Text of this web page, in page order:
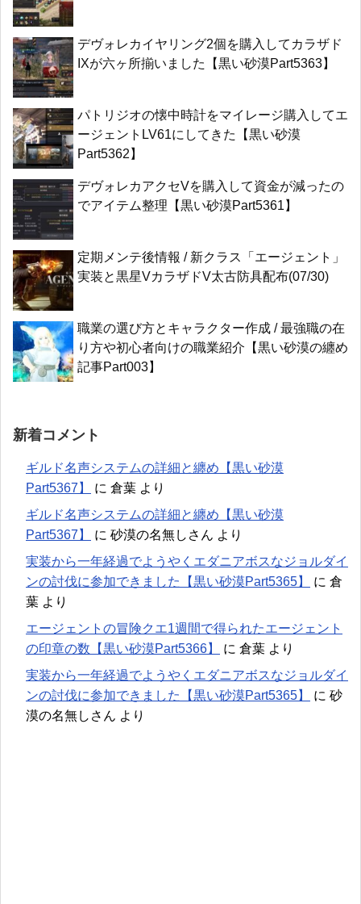
デヴォレカイヤリング2個を購入してカラザド
IXが六ヶ所揃いました【黒い砂漠Part5363】
パトリジオの懐中時計をマイレージ購入してエ
ージェントLV61にしてきた【黒い砂漠
Part5362】
デヴォレカアクセVを購入して資金が減ったの
でアイテム整理【黒い砂漠Part5361】
定期メンテ後情報 / 新クラス「エージェント」
実装と黒星VカラザドV太古防具配布(07/30)
職業の選び方とキャラクター作成 / 最強職の在
り方や初心者向けの職業紹介【黒い砂漠の纏め
記事Part003】
新着コメント
ギルド名声システムの詳細と纏め【黒い砂漠
Part5367】
に 倉葉 より
ギルド名声システムの詳細と纏め【黒い砂漠
Part5367】
に 砂漠の名無しさん より
実装から一年経過でようやくエダニアボスなジョルダイ
ンの討伐に参加できました【黒い砂漠Part5365】
に 倉
葉 より
エージェントの冒険クエ1週間で得られたエージェント
の印章の数【黒い砂漠Part5366】
に 倉葉 より
実装から一年経過でようやくエダニアボスなジョルダイ
ンの討伐に参加できました【黒い砂漠Part5365】
に 砂
漠の名無しさん より